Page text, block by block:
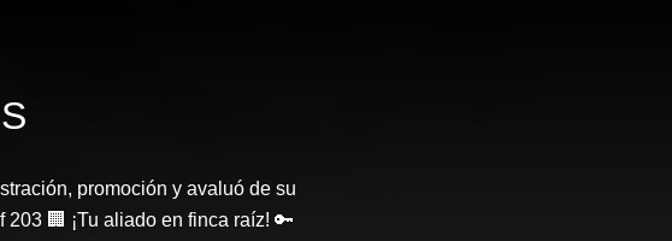
promoción y avaluó de su
🏢 ¡Tu aliado en finca raíz! 🔑